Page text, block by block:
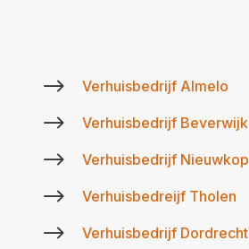
$ Verhuisbedrijf Almelo
$ Verhuisbedrijf Beverwijk
$ Verhuisbedrijf Nieuwkop
$ Verhuisbedreijf Tholen
$ Verhuisbedrijf Dordrecht